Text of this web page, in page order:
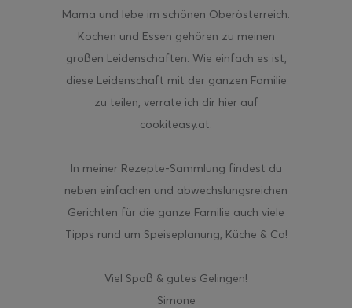
Mama und lebe im schönen Oberösterreich.
Kochen und Essen gehören zu meinen
großen Leidenschaften. Wie einfach es ist,
diese Leidenschaft mit der ganzen Familie
zu teilen, verrate ich dir hier auf
cookiteasy.at.
In meiner Rezepte-Sammlung findest du
neben einfachen und abwechslungsreichen
Gerichten für die ganze Familie auch viele
Tipps rund um Speiseplanung, Küche & Co!
Viel Spaß & gutes Gelingen!
Simone